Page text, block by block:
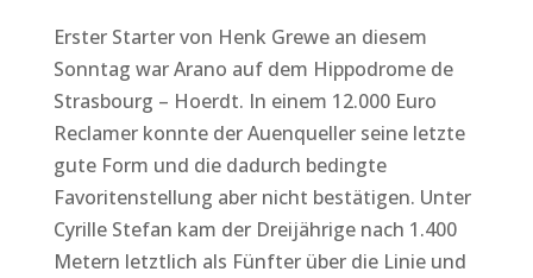
Erster Starter von Henk Grewe an diesem
Sonntag war Arano auf dem Hippodrome de
Strasbourg – Hoerdt. In einem 12.000 Euro
Reclamer konnte der Auenqueller seine letzte
gute Form und die dadurch bedingte
Favoritenstellung aber nicht bestätigen. Unter
Cyrille Stefan kam der Dreijährige nach 1.400
Metern letztlich als Fünfter über die Linie und